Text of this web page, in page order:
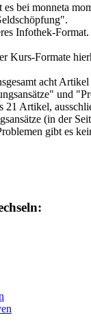
bei monneta
Infothek-Format.
Kurs-Formate
acht
und
21 Artikel,
(in der
gibt es